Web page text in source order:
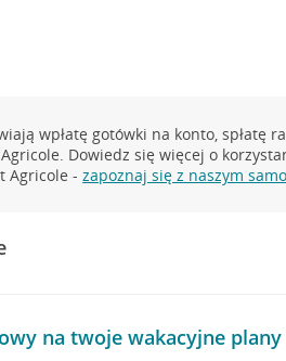
wpłatę gotówki na konto, spłatę
Dowiedz się więcej o
Agricole -zapoznaj się z naszym
na twoje wakacyjne plany